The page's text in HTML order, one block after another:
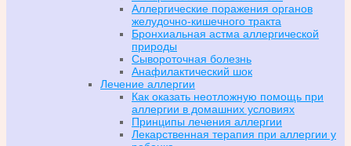
Аллергические поражения органов
желудочно-кишечного тракта
Бронхиальная астма аллергической
природы
Сывороточная болезнь
Анафилактический шок
Лечение аллергии
Как оказать неотложную помощь при
аллергии в домашних условиях
Принципы лечения аллергии
Лекарственная терапия при аллергии у